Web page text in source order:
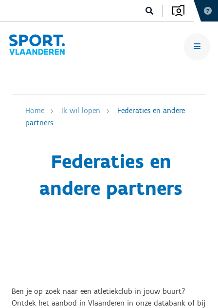
Home Ik wil lopen
Federaties en andere
partners
Federaties en
andere partners
Ben je op zoek naar een atletiekclub in jouw buurt?
Ontdek het aanbod in Vlaanderen in onze databank of bij